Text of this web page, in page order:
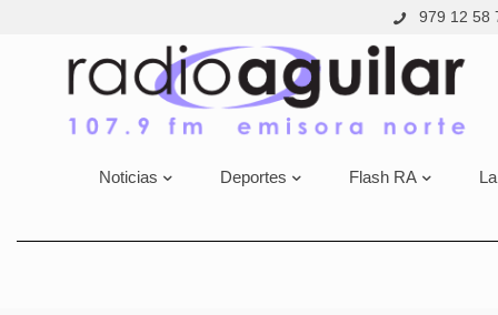
979 12 58
Noticias Deportes Flash RA